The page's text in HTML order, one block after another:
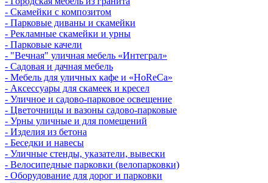
- Скамейки с композитом
- Парковые диваны и скамейки
- Рекламные скамейки и урны
- Парковые качели
- "Вечная" уличная мебель «Интеграл»
- Садовая и дачная мебель
- Мебель для уличных кафе и «HoReCa»
- Аксессуары для скамеек и кресел
- Уличное и садово-парковое освещение
- Цветочницы и вазоны садово-парковые
- Урны уличные и для помещений
- Изделия из бетона
- Беседки и навесы
- Уличные стенды, указатели, вывески
- Велосипедные парковки (велопарковки)
- Оборудование для дорог и парковки